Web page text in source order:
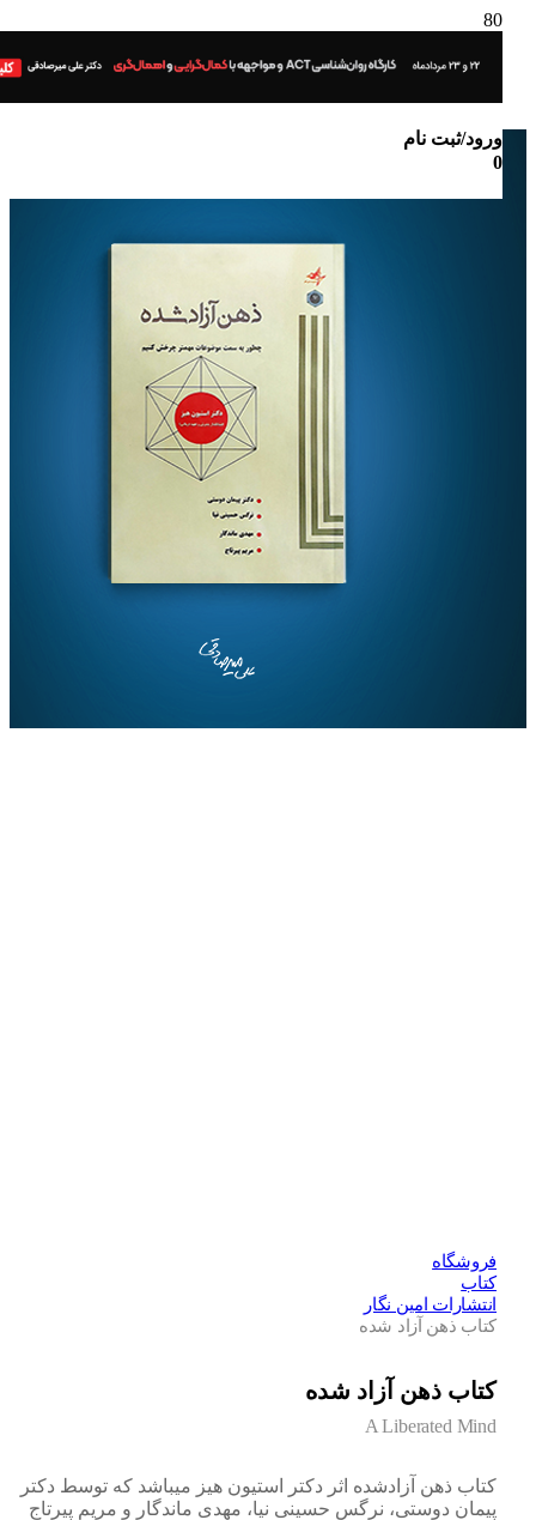
ورود/ثبت نام
فروشگاه
کتاب
انتشارات امین نگار
کتاب ذهن آزاد شده
کتاب ذهن آزاد شده
A Liberated Mind
کتاب ذهن آزادشده اثر دکتر استیون هیز میباشد که توسط دکتر
پیمان دوستی، نرگس حسینی نیا، مهدی ماندگار و مریم پیرتاج